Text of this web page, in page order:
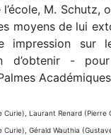
M. Schutz,
moyens de lui
impression sur
d’obtenir -
Curie), Laurant Renard (Pierre
Curie), Gérald Wauthia